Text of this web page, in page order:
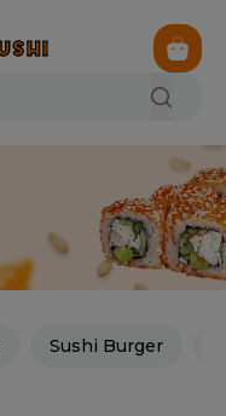
Sushi Burger